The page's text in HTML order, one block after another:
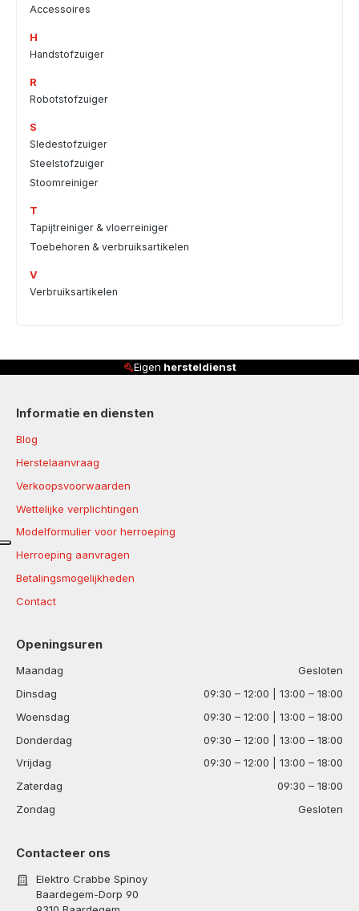
Accessoires
H
Handstofzuiger
R
Robotstofzuiger
S
Sledestofzuiger
Steelstofzuiger
Stoomreiniger
T
Tapijtreiniger & vloerreiniger
Toebehoren & verbruiksartikelen
V
Verbruiksartikelen
Eigen hersteldienst
Informatie en diensten
Blog
Herstelaanvraag
Verkoopsvoorwaarden
Wettelijke verplichtingen
Modelformulier voor herroeping
Herroeping aanvragen
Betalingsmogelijkheden
Contact
Openingsuren
Maandag
Gesloten
Dinsdag
09:30 – 12:00 | 13:00 – 18:00
Woensdag
09:30 – 12:00 | 13:00 – 18:00
Donderdag
09:30 – 12:00 | 13:00 – 18:00
Vrijdag
09:30 – 12:00 | 13:00 – 18:00
Zaterdag
09:30 – 18:00
Zondag
Gesloten
Contacteer ons
Elektro Crabbe Spinoy
Baardegem-Dorp 90